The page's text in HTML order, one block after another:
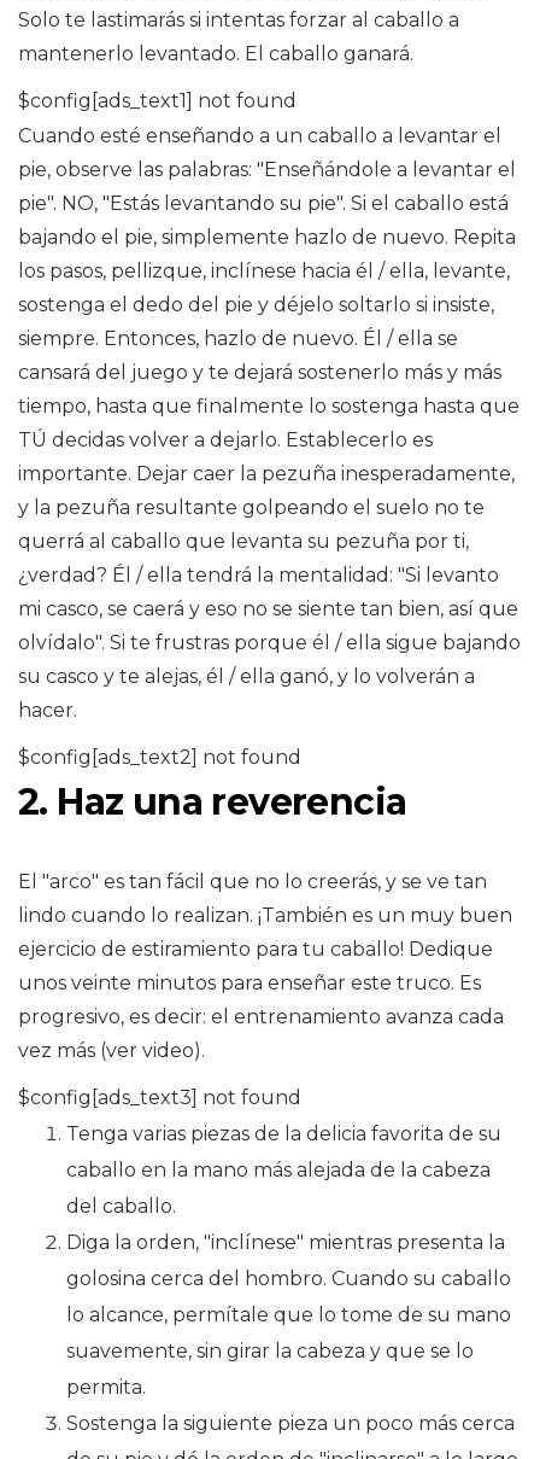
Solo te lastimarás si intentas forzar al caballo a
mantenerlo levantado. El caballo ganará.
$config[ads_text1] not found
Cuando esté enseñando a un caballo a levantar el
pie, observe las palabras: "Enseñándole a levantar el
pie". NO, "Estás levantando su pie". Si el caballo está
bajando el pie, simplemente hazlo de nuevo. Repita
los pasos, pellizque, inclínese hacia él / ella, levante,
sostenga el dedo del pie y déjelo soltarlo si insiste,
siempre. Entonces, hazlo de nuevo. Él / ella se
cansará del juego y te dejará sostenerlo más y más
tiempo, hasta que finalmente lo sostenga hasta que
TÚ decidas volver a dejarlo. Establecerlo es
importante. Dejar caer la pezuña inesperadamente,
y la pezuña resultante golpeando el suelo no te
querrá al caballo que levanta su pezuña por ti,
¿verdad? Él / ella tendrá la mentalidad: "Si levanto
mi casco, se caerá y eso no se siente tan bien, así que
olvídalo". Si te frustras porque él / ella sigue bajando
su casco y te alejas, él / ella ganó, y lo volverán a
hacer.
$config[ads_text2] not found
2. Haz una reverencia
El "arco" es tan fácil que no lo creerás, y se ve tan
lindo cuando lo realizan. ¡También es un muy buen
ejercicio de estiramiento para tu caballo! Dedique
unos veinte minutos para enseñar este truco. Es
progresivo, es decir: el entrenamiento avanza cada
vez más (ver video).
$config[ads_text3] not found
Tenga varias piezas de la delicia favorita de su
caballo en la mano más alejada de la cabeza
del caballo.
Diga la orden, "inclínese" mientras presenta la
golosina cerca del hombro. Cuando su caballo
lo alcance, permítale que lo tome de su mano
suavemente, sin girar la cabeza y que se lo
permita.
Sostenga la siguiente pieza un poco más cerca